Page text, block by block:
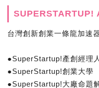
SUPERSTARTUP!
台灣創新創業一條龍加速
●SuperStartup!產創經理
●SuperStartup!創業大學
●SuperStartup!大廠命題